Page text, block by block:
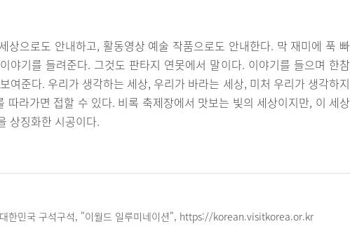
상으로도 안내하고, 활동영상 예술 작품으로도 안내한다. 막 재미에 푹 빠
야기를 들려준다. 그것도 판타지 연못에서 말이다. 이야기를 들으며 한참
여준다. 우리가 생각하는 세상, 우리가 바라는 세상, 미처 우리가 생각하지
따라가면 접할 수 있다. 비록 축제장에서 맛보는 빛의 세상이지만, 이 세상
상징화한 시공이다.
대한민국 구석구석, "이월드 일루미네이션", https://korean.visitkorea.or.kr